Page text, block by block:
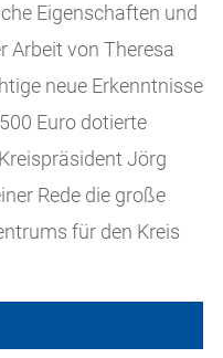
Eigenschaften und
Arbeit von Theresa
neue Erkenntnisse
Euro dotierte
Jörg
Rede die große
für den Kreis